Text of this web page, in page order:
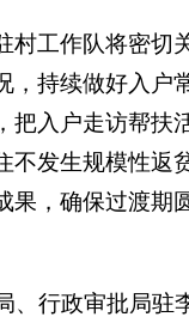
村工作队将密切
，持续做好入户
把入户走访帮扶
不发生规模性返
果，确保过渡期
、行政审批局驻